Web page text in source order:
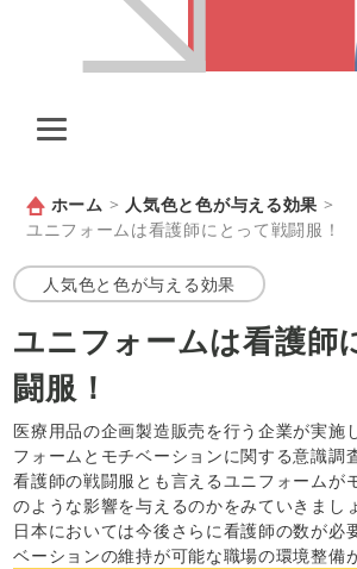
ホーム > 人気色と色が与える効果 >
ユニフォームは看護師にとって戦闘服！
人気色と色が与える効果
ユニフォームは看護師
闘服！
医療用品の企画製造販売を行う企業が実施
フォームとモチベーションに関する意識調
看護師の戦闘服とも言えるユニフォームが
のような影響を与えるのかをみていきまし
日本においては今後さらに看護師の数が必
ベーションの維持が可能な職場の環境整備